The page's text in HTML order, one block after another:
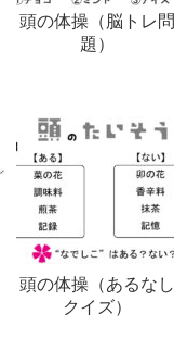
頭の体操（脳トレ問
題）
頭の体操（あるなし
クイズ）